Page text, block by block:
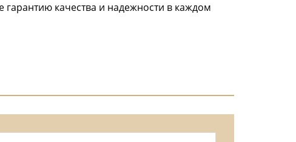
качества и надежности в каждом